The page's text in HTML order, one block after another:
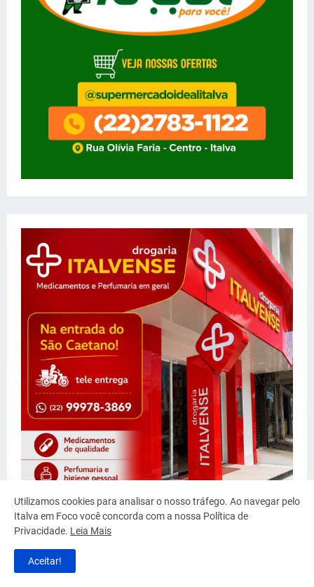
Utilizamos cookies para analisar o nosso tráfego. Ao navegar pelo
Italva em Foco você concorda com a nossa Política de
Privacidade. Leia Mais
Aceitar!